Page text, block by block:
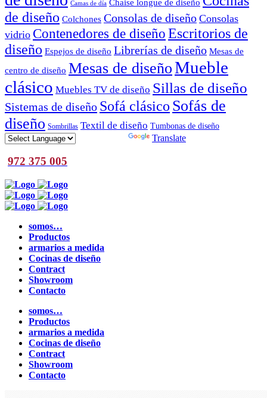
Camas de día
de diseño Colchones Consolas de diseño Consolas
vidrio Contenedores de diseño Escritorios de
diseño Espejos de diseño Librerías de diseño Mesas de
centro de diseño Mesas de diseñoMueble
clásico Muebles TV de diseño Sillas de diseño
Sistemas de diseño Sofá clásico Sofás de
diseño Sombrillas Textil de diseño Tumbonas de diseño
Translate
972 375 005
somos…
Productos
armarios a medida
Cocinas de diseño
Contract
Showroom
Contacto
somos…
Productos
armarios a medida
Cocinas de diseño
Contract
Showroom
Contacto